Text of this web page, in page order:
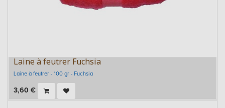
Laine à feutrer Fuchsia
Laine à feutrer - 100 gr - Fuchsia
3,60 €